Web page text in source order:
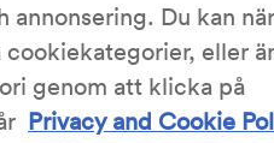
Skriv ut
Du kan
eller
genom att klicka på
Privacy and Cookie